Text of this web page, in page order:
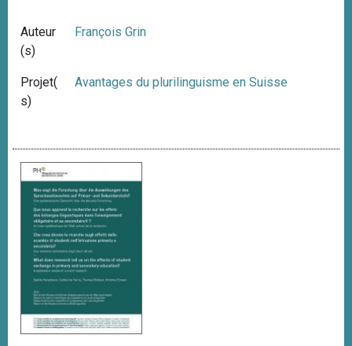
Auteur
(s)
François Grin
Projet(
s)
Avantages du plurilinguisme en Suisse